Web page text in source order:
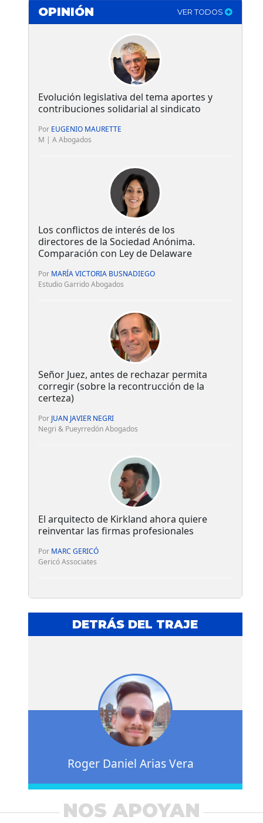
OPINIÓN VER TODOS
Evolución legislativa del tema aportes y
contribuciones solidarial al sindicato
Por EUGENIO MAURETTE
M | A Abogados
Los conflictos de interés de los
directores de la Sociedad Anónima.
Comparación con Ley de Delaware
Por MARÍA VICTORIA BUSNADIEGO
Estudio Garrido Abogados
Señor Juez, antes de rechazar permita
corregir (sobre la recontrucción de la
certeza)
Por JUAN JAVIER NEGRI
Negri & Pueyrredón Abogados
El arquitecto de Kirkland ahora quiere
reinventar las firmas profesionales
Por MARC GERICÓ
Gericó Associates
DETRÁS DEL TRAJE
Roger Daniel Arias Vera
NOS APOYAN